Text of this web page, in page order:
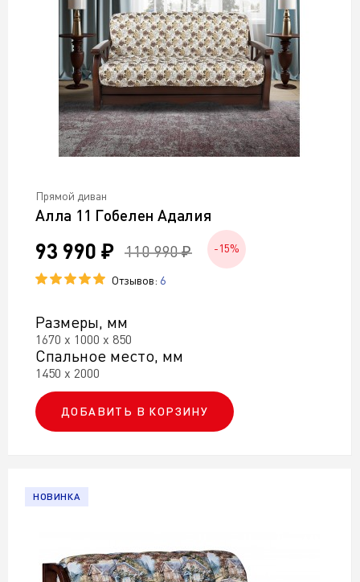
Прямой диван
Алла 11 Гобелен Адалия
93 990 ₽ 110 990 ₽ -15%
Отзывов: 6
Размеры, мм
1670 х 1000 х 850
Спальное место, мм
1450 х 2000
ДОБАВИТЬ В КОРЗИНУ
НОВИНКА